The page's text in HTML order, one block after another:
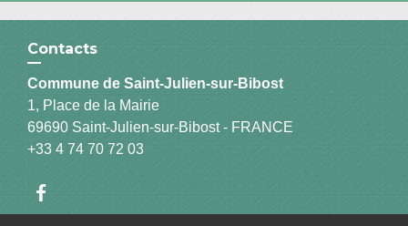
Contacts
Commune de Saint-Julien-sur-Bibost
1, Place de la Mairie
69690 Saint-Julien-sur-Bibost - FRANCE
+33 4 74 70 72 03